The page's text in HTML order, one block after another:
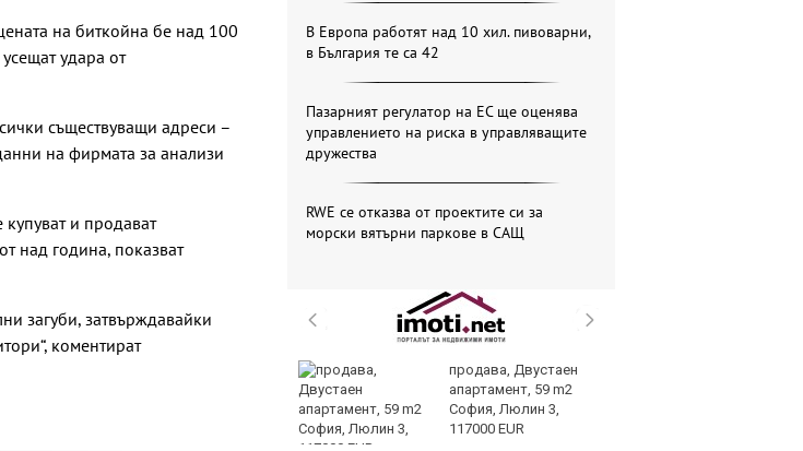
на биткойна бе над 100
удара от
съществуващи адреси –
на фирмата за анализи
и продават
над година, показват
загуби, затвърждавайки
коментират
В Европа работят над 10 хил. пивоварни,
в България те са 42
Пазарният регулатор на ЕС ще оценява
управлението на риска в управляващите
дружества
RWE се отказва от проектите си за
морски вятърни паркове в САЩ
продава, Двустаен
апартамент, 59 m2
София, Люлин 3,
117000 EUR